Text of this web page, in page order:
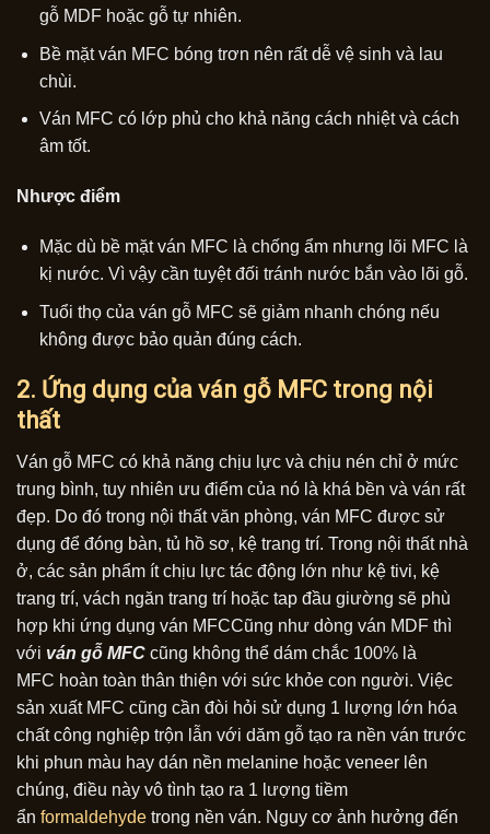
gỗ MDF hoặc gỗ tự nhiên.
Bề mặt ván MFC bóng trơn nên rất dễ vệ sinh và lau
chùi.
Ván MFC có lớp phủ cho khả năng cách nhiệt và cách
âm tốt.
Nhược điểm
Mặc dù bề mặt ván MFC là chống ẩm nhưng lõi MFC là
kị nước. Vì vậy cần tuyệt đối tránh nước bắn vào lõi gỗ.
Tuổi thọ của ván gỗ MFC sẽ giảm nhanh chóng nếu
không được bảo quản đúng cách.
2. Ứng dụng của ván gỗ MFC trong nội
thất
Ván gỗ MFC có khả năng chịu lực và chịu nén chỉ ở mức
trung bình, tuy nhiên ưu điểm của nó là khá bền và ván rất
đẹp. Do đó trong nội thất văn phòng, ván MFC được sử
dụng để đóng bàn, tủ hồ sơ, kệ trang trí. Trong nội thất nhà
ở, các sản phẩm ít chịu lực tác động lớn như kệ tivi, kệ
trang trí, vách ngăn trang trí hoặc tap đầu giường sẽ phù
hợp khi ứng dụng ván MFCCũng như dòng ván MDF thì
với ván gỗ MFC cũng không thể dám chắc 100% là
MFC hoàn toàn thân thiện với sức khỏe con người. Việc
sản xuất MFC cũng cần đòi hỏi sử dụng 1 lượng lớn hóa
chất công nghiệp trộn lẫn với dăm gỗ tạo ra nền ván trước
khi phun màu hay dán nền melanine hoặc veneer lên
chúng, điều này vô tình tạo ra 1 lượng tiềm
ẩn formaldehyde trong nền ván. Nguy cơ ảnh hưởng đến